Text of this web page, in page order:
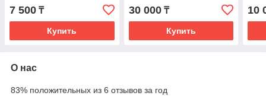
7 500 ₸
Купить
30 000₸
Купить
10
О нас
83% положительных из 6 отзывов за год